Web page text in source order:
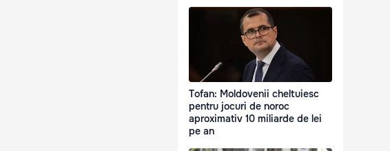
Tofan: Moldovenii cheltuiesc
pentru jocuri de noroc
aproximativ 10 miliarde de lei
pe an